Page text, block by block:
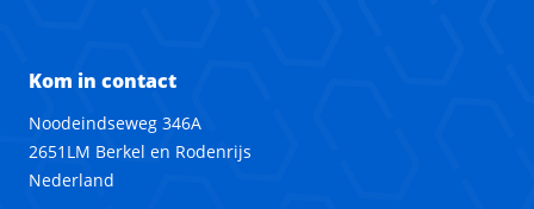
Kom in contact
Noodeindseweg 346A
2651LM Berkel en Rodenrijs
Nederland